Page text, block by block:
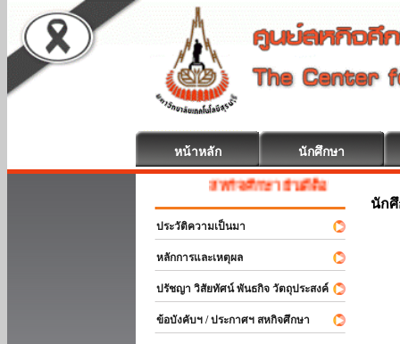
หน้าหลัก นักศึกษา
สหกิจศึกษา ยินดีต้อนรับ
ประวัติความเป็นมา
หลักการและเหตุผล
ปรัชญา วิสัยทัศน์ พันธกิจ วัตถุประสงค์
ข้อบังคับฯ / ประกาศฯ สหกิจศึกษา
นัก